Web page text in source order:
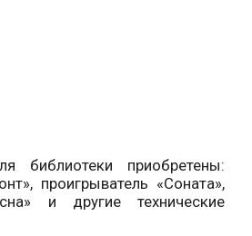
библиотеки приобретены:
проигрыватель «Соната»,
и другие технические